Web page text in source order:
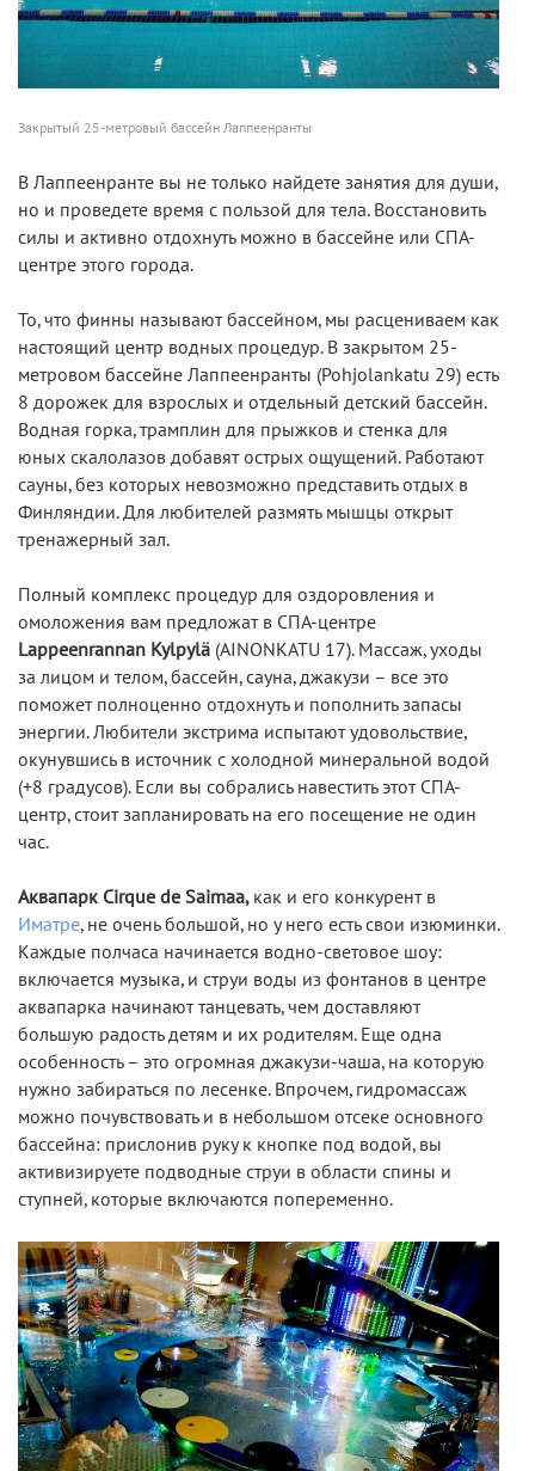
Закрытый 25-метровый бассейн Лаппеенранты
В Лаппеенранте вы не только найдете занятия для души,
но и проведете время с пользой для тела. Восстановить
силы и активно отдохнуть можно в бассейне или СПА-
центре этого города.
То, что финны называют бассейном, мы расцениваем как
настоящий центр водных процедур. В закрытом 25-
метровом бассейне Лаппеенранты (Pohjolankatu 29) есть
8 дорожек для взрослых и отдельный детский бассейн.
Водная горка, трамплин для прыжков и стенка для
юных скалолазов добавят острых ощущений. Работают
сауны, без которых невозможно представить отдых в
Финляндии. Для любителей размять мышцы открыт
тренажерный зал.
Полный комплекс процедур для оздоровления и
омоложения вам предложат в СПА-центре
Lappeenrannan Kylpylä (AINONKATU 17). Массаж, уходы
за лицом и телом, бассейн, сауна, джакузи – все это
поможет полноценно отдохнуть и пополнить запасы
энергии. Любители экстрима испытают удовольствие,
окунувшись в источник с холодной минеральной водой
(+8 градусов). Если вы собрались навестить этот СПА-
центр, стоит запланировать на его посещение не один
час.
Аквапарк Cirque de Saimaa,как и его конкурент в
Иматре, не очень большой, но у него есть свои изюминки.
Каждые полчаса начинается водно-световое шоу:
включается музыка, и струи воды из фонтанов в центре
аквапарка начинают танцевать, чем доставляют
большую радость детям и их родителям. Еще одна
особенность – это огромная джакузи-чаша, на которую
нужно забираться по лесенке. Впрочем, гидромассаж
можно почувствовать и в небольшом отсеке основного
бассейна: прислонив руку к кнопке под водой, вы
активизируете подводные струи в области спины и
ступней, которые включаются попеременно.